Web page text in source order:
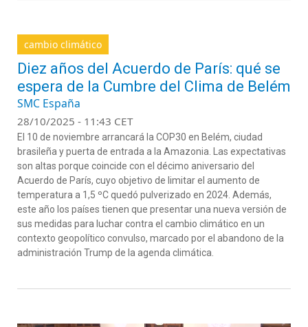
cambio climático
Diez años del Acuerdo de París: qué se
espera de la Cumbre del Clima de Belém
SMC España
28/10/2025 - 11:43 CET
El 10 de noviembre arrancará la COP30 en Belém, ciudad
brasileña y puerta de entrada a la Amazonia. Las expectativas
son altas porque coincide con el décimo aniversario del
Acuerdo de París, cuyo objetivo de limitar el aumento de
temperatura a 1,5 ºC quedó pulverizado en 2024. Además,
este año los países tienen que presentar una nueva versión de
sus medidas para luchar contra el cambio climático en un
contexto geopolítico convulso, marcado por el abandono de la
administración Trump de la agenda climática.